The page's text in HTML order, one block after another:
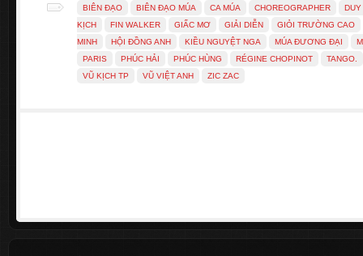
BIÊN ĐẠO BIÊN ĐẠO MÚA CA MÚA CHOREOGRAPHER
DUY
KỊCH
FIN WALKER GIẤC MƠ GIẢI DIỄN
GIỎI TRƯỜNG CAO
MINH
HỘI ĐỒNG ANH KIỀU NGUYỆT NGA MÚA ĐƯƠNG ĐẠI
PARIS
PHÚC HẢI PHÚC HÙNG RÉGINE CHOPINOT
TANGO.
VŨ KỊCH TP
VŨ VIỆT ANH ZIC ZAC